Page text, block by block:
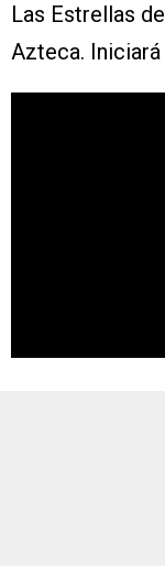
Las Estrellas
Azteca.